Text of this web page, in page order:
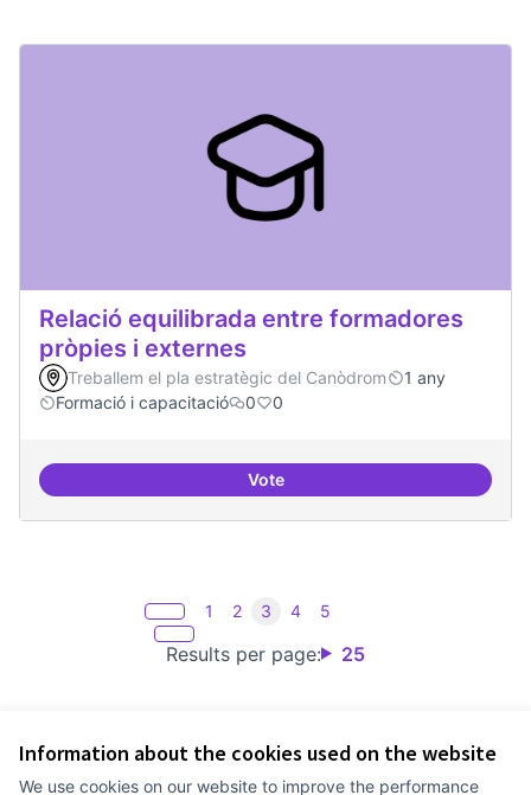
Information about the cookies used on the website
We use cookies on our website to improve the performance
Relació equilibrada entre formadores
pròpies i externes
Treballem el pla estratègic del Canòdrom
1 any
Formació i capacitació
0 0
VoteRelació equilibrada entre
Results per page: 25
1 2 3 4 5